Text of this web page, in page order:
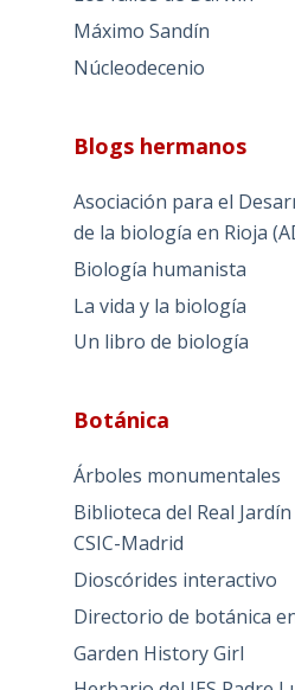
Máximo Sandín
Núcleodecenio
Blogs hermanos
Asociación para el
de la biología en Rioja
Biología humanista
La vida y la biología
Un libro de biología
Botánica
Árboles monumentales
Biblioteca del Real
CSIC-Madrid
Dioscórides interactivo
Directorio de botánica
Garden History Girl